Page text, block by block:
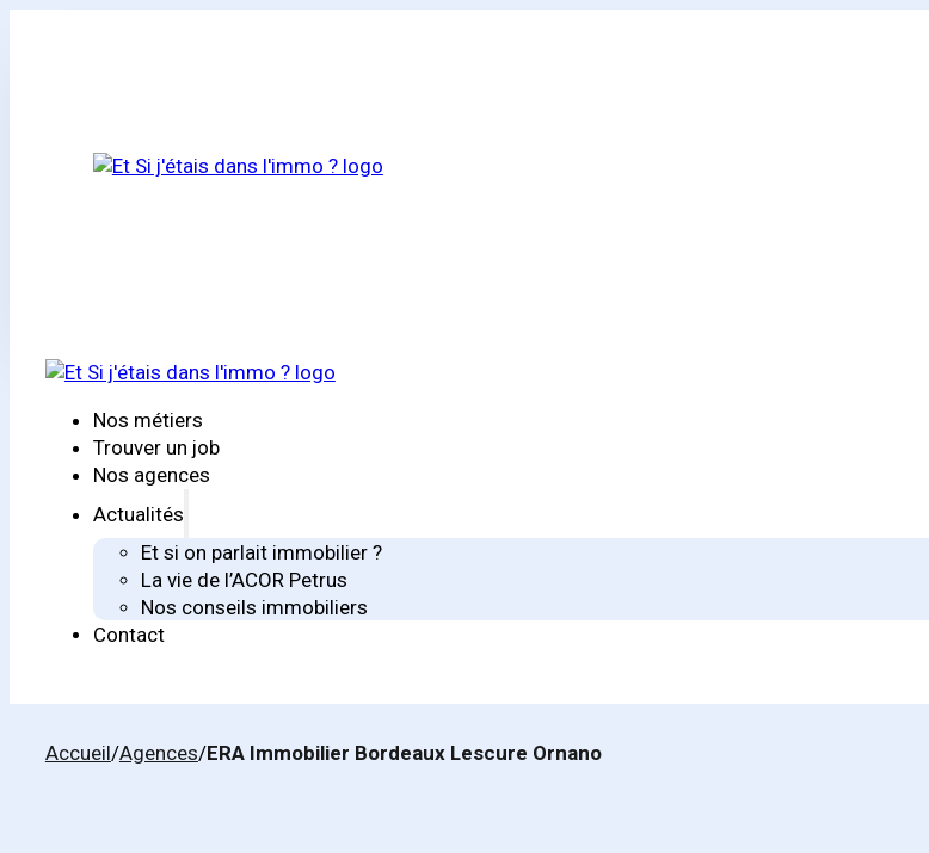
Nos métiers
Trouver un job
Nos agences
Actualités
Et si on parlait immobilier ?
La vie de l’ACOR Petrus
Nos conseils immobiliers
Contact
Accueil/Agences/ERA Immobilier Bordeaux Lescure Ornano